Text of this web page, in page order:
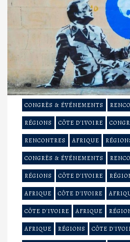
CONGRÈS & ÉVÉNEMENTS
RÉGIONS CÔTE D'IVOIRE
RENCONTRES AFRIQUE
CONGRÈS & ÉVÉNEMENTS
RÉGIONS CÔTE D'IVOIRE
AFRIQUE CÔTE D'IVOIRE
CÔTE D'IVOIRE AFRIQUE
AFRIQUE RÉGIONS CÔTE